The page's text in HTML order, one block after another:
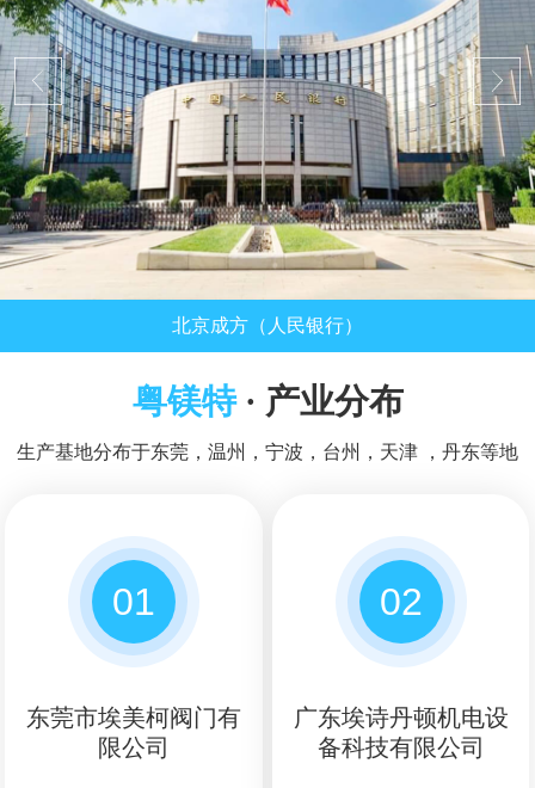
北京成方（人民银行）
粤镁特· 产业分布
生产基地分布于东莞，温州，宁波，台州，天津 ，丹东等地
01
东莞市埃美柯阀门有
限公司
02
广东埃诗丹顿机电设
备科技有限公司